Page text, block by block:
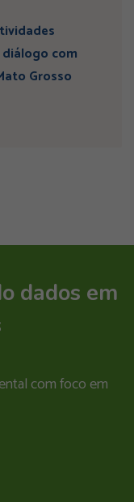
com
Grosso
dados em
com foco em